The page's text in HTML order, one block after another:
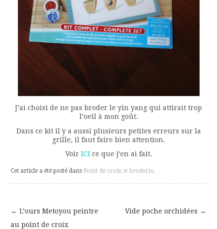
J’ai choisi de ne pas broder le yin yang qui attirait trop
l’oeil à mon goût.
Dans ce kit il y a aussi plusieurs petites erreurs sur la
grille, il faut faire bien attention.
Voir ICIce que j’en ai fait.
Cet article a été posté dans Point de croix et broderie.
Navigation
← L’ours Metoyou peintre
au point de croix
Vide poche orchidées →